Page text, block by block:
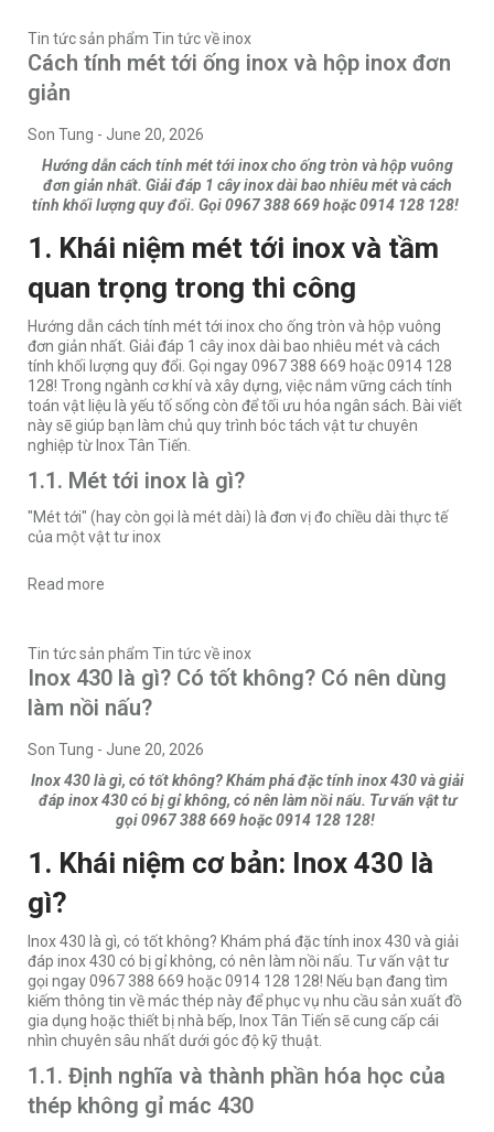
Tin tức sản phẩm Tin tức về inox
Cách tính mét tới ống inox và hộp inox đơn
giản
Son Tung - June 20, 2026
Hướng dẫn cách tính mét tới inox cho ống tròn và hộp vuông
đơn giản nhất. Giải đáp 1 cây inox dài bao nhiêu mét và cách
tính khối lượng quy đổi. Gọi 0967 388 669 hoặc 0914 128 128!
1. Khái niệm mét tới inox và tầm
quan trọng trong thi công
Hướng dẫn cách tính mét tới inox cho ống tròn và hộp vuông
đơn giản nhất. Giải đáp 1 cây inox dài bao nhiêu mét và cách
tính khối lượng quy đổi. Gọi ngay 0967 388 669 hoặc 0914 128
128! Trong ngành cơ khí và xây dựng, việc nắm vững cách tính
toán vật liệu là yếu tố sống còn để tối ưu hóa ngân sách. Bài viết
này sẽ giúp bạn làm chủ quy trình bóc tách vật tư chuyên
nghiệp từ Inox Tân Tiến.
1.1. Mét tới inox là gì?
"Mét tới" (hay còn gọi là mét dài) là đơn vị đo chiều dài thực tế
của một vật tư inox
Read more
Tin tức sản phẩm Tin tức về inox
Inox 430 là gì? Có tốt không? Có nên dùng
làm nồi nấu?
Son Tung - June 20, 2026
Inox 430 là gì, có tốt không? Khám phá đặc tính inox 430 và giải
đáp inox 430 có bị gỉ không, có nên làm nồi nấu. Tư vấn vật tư
gọi 0967 388 669 hoặc 0914 128 128!
1. Khái niệm cơ bản: Inox 430 là
gì?
Inox 430 là gì, có tốt không? Khám phá đặc tính inox 430 và giải
đáp inox 430 có bị gỉ không, có nên làm nồi nấu. Tư vấn vật tư
gọi ngay 0967 388 669 hoặc 0914 128 128! Nếu bạn đang tìm
kiếm thông tin về mác thép này để phục vụ nhu cầu sản xuất đồ
gia dụng hoặc thiết bị nhà bếp, Inox Tân Tiến sẽ cung cấp cái
nhìn chuyên sâu nhất dưới góc độ kỹ thuật.
1.1. Định nghĩa và thành phần hóa học của
thép không gỉ mác 430